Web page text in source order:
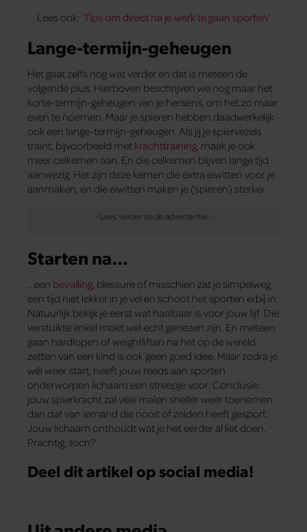
Lees ook: ‘Tips om direct na je werk te gaan sporten‘
Lange-termijn-geheugen
Het gaat zelfs nog wat verder en dat is meteen de
volgende plus. Hierboven beschrijven we nog maar het
korte-termijn-geheugen van je hersens, om het zo maar
even te noemen. Maar je spieren hebben daadwerkelijk
ook een lange-termijn-geheugen. Als jij je spiervezels
traint, bijvoorbeeld met krachttraining, maak je ook
meer celkernen aan. En die celkernen blijven lange tijd
aanwezig. Het zijn deze kernen die extra eiwitten voor je
aanmaken, en die eiwitten maken je (spieren) sterker.
Starten na…
.. een bevalling , blessure of misschien zat je simpelweg
een tijd niet lekker in je vel en schoot het sporten erbij in.
Natuurlijk bekijk je eerst wat haalbaar is voor jouw lijf. Die
verstuikte enkel moet wel echt genezen zijn. En meteen
gaan hardlopen of weightliften na het op de wereld
zetten van een kind is ook geen goed idee. Maar zodra je
wél weer start, heeft jouw reeds aan sporten
onderworpen lichaam een streepje voor. Conclusie:
jouw spierkracht zal vele malen sneller weer toenemen
dan dat van iemand die nooit of zelden heeft gesport.
Jouw lichaam onthoudt wat je het eerder al liet doen.
Prachtig, toch?
Deel dit artikel op social media!